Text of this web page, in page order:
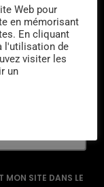
MON SITE DANS LE
Web pour
en mémorisant
En cliquant
l'utilisation de
visiter les
un